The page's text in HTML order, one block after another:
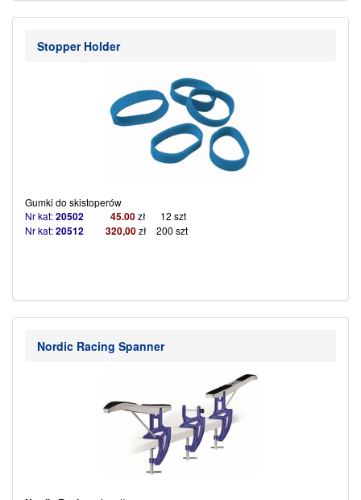
Stopper Holder
Gumki do skistoperów
Nr kat:20502 45.00zł
12 szt
Nr kat:20512 320,00zł 200 szt
Nordic Racing Spanner